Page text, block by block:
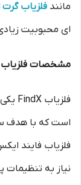
مانند فلزیاب
ای محبوبیت
مشخصات فلزیاب
فلزیاب FindX یکی از محصولات اقتصادی و کاربردی
است که با هدف
فلزیاب فایند
نیاز به تنظیمات